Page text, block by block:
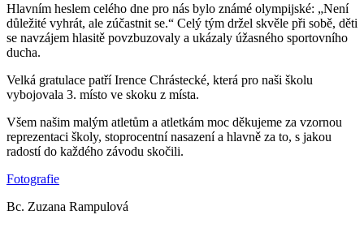
Hlavním heslem celého dne pro nás bylo známé olympijské: „Není
důležité vyhrát, ale zúčastnit se.“ Celý tým držel skvěle při sobě, děti
se navzájem hlasitě povzbuzovaly a ukázaly úžasného sportovního
ducha.
Velká gratulace patří Irence Chrástecké, která pro naši školu
vybojovala 3. místo ve skoku z místa.
Všem našim malým atletům a atletkám moc děkujeme za vzornou
reprezentaci školy, stoprocentní nasazení a hlavně za to, s jakou
radostí do každého závodu skočili.
Fotografie
Bc. Zuzana Rampulová